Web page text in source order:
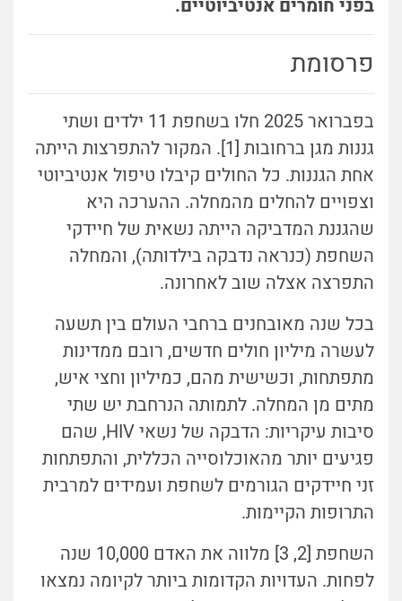
בפני חומרים אנטיביוטיים.
פרסומת
בפברואר 2025 חלו בשחפת 11 ילדים ושתי
גננות מגן ברחובות [1]. המקור להתפרצות הייתה
אחת הגננות. כל החולים קיבלו טיפול אנטיביוטי
וצפויים להחלים מהמחלה. ההערכה היא
שהגננת המדביקה הייתה נשאית של חיידקי
השחפת (כנראה נדבקה בילדותה), והמחלה
התפרצה אצלה שוב לאחרונה.
בכל שנה מאובחנים ברחבי העולם בין תשעה
לעשרה מיליון חולים חדשים, רובם ממדינות
מתפתחות, וכשישית מהם, כמיליון וחצי איש,
מתים מן המחלה. לתמותה הנרחבת יש שתי
סיבות עיקריות: הדבקה של נשאי HIV, שהם
פגיעים יותר מהאוכלוסייה הכללית, והתפתחות
זני חיידקים הגורמים לשחפת ועמידים למרבית
התרופות הקיימות.
השחפת [2, 3] מלווה את האדם 10,000 שנה
לפחות. העדויות הקדומות ביותר לקיומה נמצאו